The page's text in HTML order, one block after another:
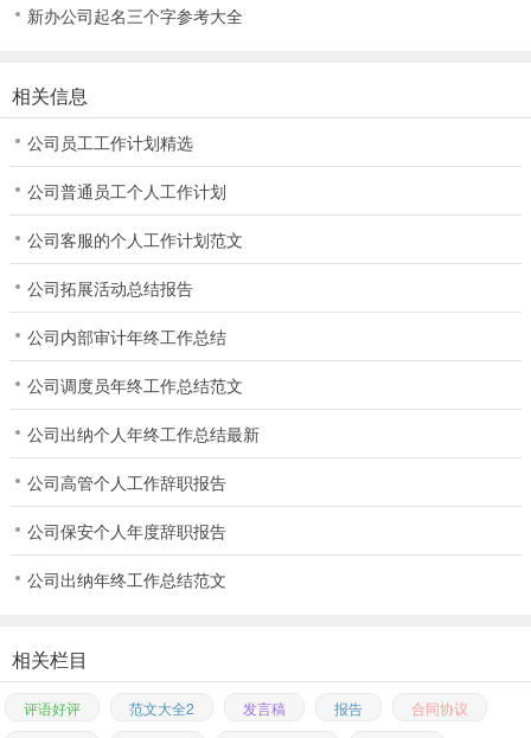
新办公司起名三个字参考大全
相关信息
公司员工工作计划精选
公司普通员工个人工作计划
公司客服的个人工作计划范文
公司拓展活动总结报告
公司内部审计年终工作总结
公司调度员年终工作总结范文
公司出纳个人年终工作总结最新
公司高管个人工作辞职报告
公司保安个人年度辞职报告
公司出纳年终工作总结范文
相关栏目
评语好评 范文大全2 发言稿 报告
合同协议